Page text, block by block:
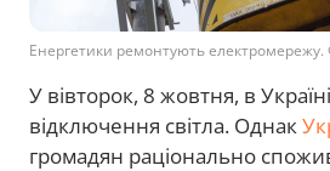
Енергетики ремонтують
У вівторок, 8 жовтня, в
відключення світла. Однак
громадян раціонально